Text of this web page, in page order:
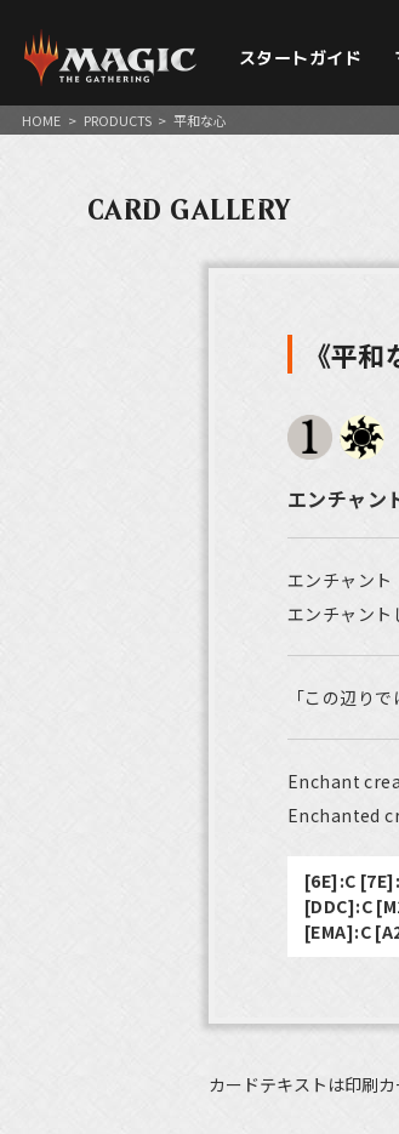
スタートガイド
HOME > PRODUCTS > 平和な心
CARD GALLERY
《平和
エンチャン
エンチャント
エンチャント
「この辺り
Enchant
Enchanted
[6E]:C
[DDC]:C
[EMA]:C
カードテキストは印刷